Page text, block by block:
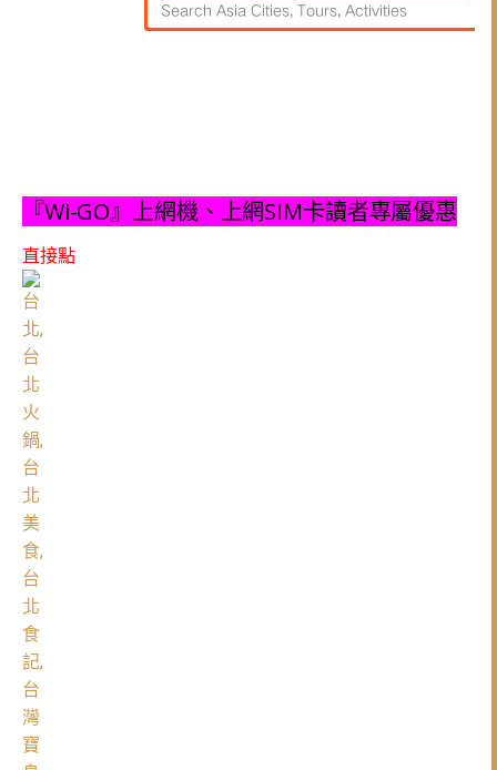
『Wi-GO』上網機、上網SIM卡讀者專屬優惠
直接點